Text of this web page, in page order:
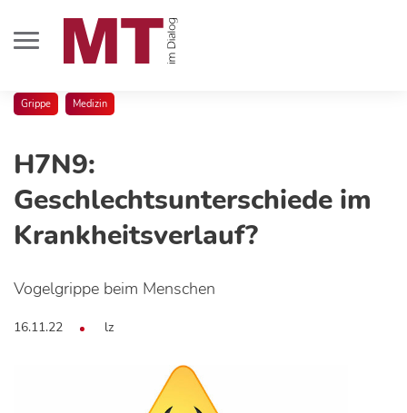
Grippe Medizin
H7N9:
Geschlechtsunterschiede im
Krankheitsverlauf?
Vogelgrippe beim Menschen
16.11.22 lz